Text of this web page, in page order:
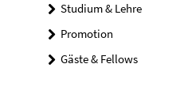
Studium & Lehre
Promotion
Gäste & Fellows